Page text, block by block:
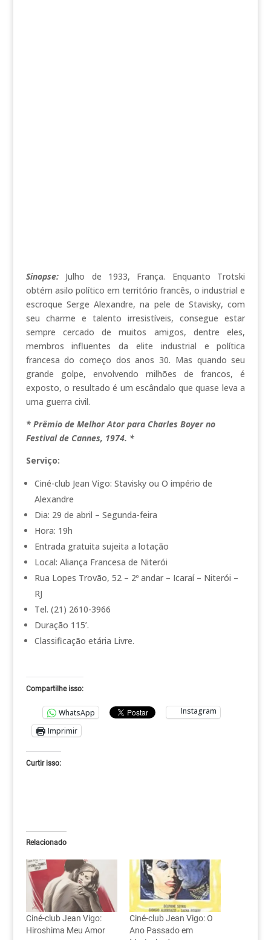
Sinopse:Julho de 1933, França. Enquanto Trotski
obtém asilo político em território francês, o industrial e
escroque Serge Alexandre, na pele de Stavisky, com
seu charme e talento irresistíveis, consegue estar
sempre cercado de muitos amigos, dentre eles,
membros influentes da elite industrial e política
francesa do começo dos anos 30. Mas quando seu
grande golpe, envolvendo milhões de francos, é
exposto, o resultado é um escândalo que quase leva a
uma guerra civil.
* Prêmio de Melhor Ator para Charles Boyer no
Festival de Cannes, 1974. *
Serviço:
Ciné-club Jean Vigo: Stavisky ou O império de
Alexandre
Dia: 29 de abril – Segunda-feira
Hora: 19h
Entrada gratuita sujeita a lotação
Local: Aliança Francesa de Niterói
Rua Lopes Trovão, 52 – 2º andar – Icaraí – Niterói –
RJ
Tel. (21) 2610-3966
Duração 115’.
Classificação etária Livre.
Compartilhe isso:
WhatsApp
Instagram
Imprimir
Curtir isso:
Relacionado
Ciné-club Jean Vigo:
Hiroshima Meu Amor
Ciné-club Jean Vigo: O
Ano Passado em